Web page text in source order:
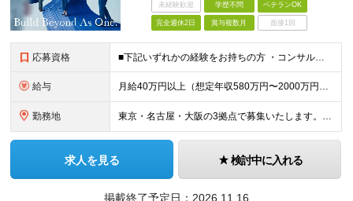
未経験歓迎 学歴不問 ベテランOK
完全週休2日 賞与複数月 面接1回
応募資格 ■下記いずれかの経験をお持ちの方 ・コンサルティング業界における、生産/PLM関連の業務コンサルティングもしくはITコンサルティング経験 ・IT業界における、生産・PLM関連システムの業務要件定義、業
給与 月給40万円以上（想定年収580万円〜2000万円） ※経験・能力を考慮の上、当社規定により決定します。 ※賞与年2回支給 ※試用期間：原則6ヶ月（試用期間中の労働条件は本採用時と同様） ※残業代は全
勤務地 東京・名古屋・大阪の3拠点で募集いたします。 ‐東京：東京都中央区八重洲二丁目2番1号 東京ミッドタウン八重洲 八重洲セントラルタワー15階 ‐大阪：大阪府大阪市北区大深町4-20 グランフロント大
求人を見る 検討中に入れる
掲載終了予定日： 2026.11.16